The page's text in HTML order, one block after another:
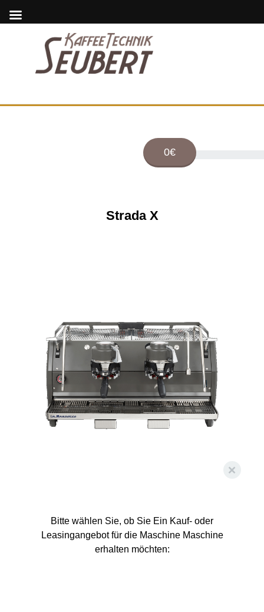
0€
Strada X
Bitte wählen Sie, ob Sie Ein Kauf- oder
Leasingangebot für die Maschine Maschine
erhalten möchten: